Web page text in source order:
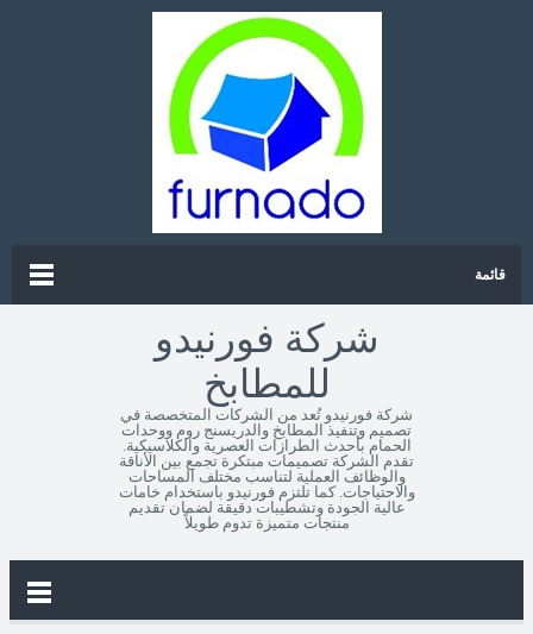
قائمة
شركة فورنيدو
للمطابخ
شركة فورنيدو تُعد من الشركات المتخصصة في
تصميم وتنفيذ المطابخ والدريسنج روم ووحدات
الحمام بأحدث الطرازات العصرية والكلاسيكية.
تقدم الشركة تصميمات مبتكرة تجمع بين الأناقة
والوظائف العملية لتناسب مختلف المساحات
والاحتياجات. كما تلتزم فورنيدو باستخدام خامات
عالية الجودة وتشطيبات دقيقة لضمان تقديم
منتجات متميزة تدوم طويلاً